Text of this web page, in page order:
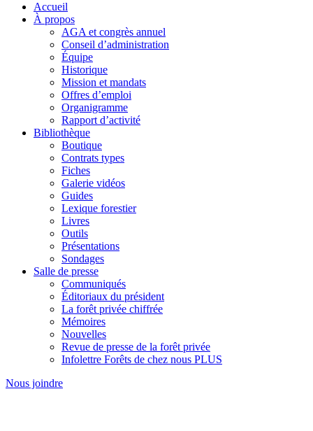
Accueil
À propos
AGA et congrès annuel
Conseil d’administration
Équipe
Historique
Mission et mandats
Offres d’emploi
Organigramme
Rapport d’activité
Bibliothèque
Boutique
Contrats types
Fiches
Galerie vidéos
Guides
Lexique forestier
Livres
Outils
Présentations
Sondages
Salle de presse
Communiqués
Éditoriaux du président
La forêt privée chiffrée
Mémoires
Nouvelles
Revue de presse de la forêt privée
Infolettre Forêts de chez nous PLUS
Nous joindre